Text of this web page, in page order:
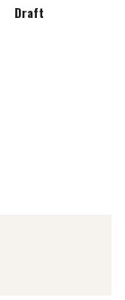
Draft